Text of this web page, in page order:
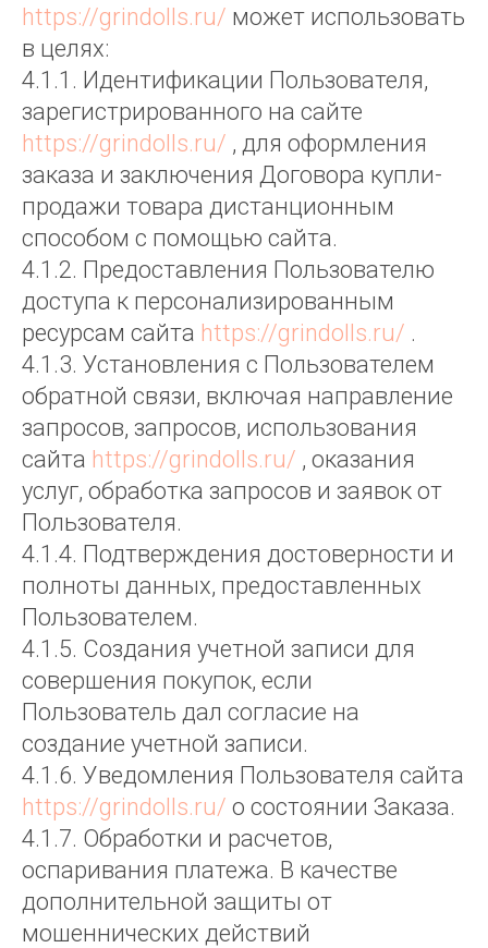
https://grindolls.ru/ может использовать
в целях:
4.1.1. Идентификации Пользователя,
зарегистрированного на сайте
https://grindolls.ru/ , для оформления
заказа и заключения Договора купли-
продажи товара дистанционным
способом с помощью сайта.
4.1.2. Предоставления Пользователю
доступа к персонализированным
ресурсам сайта https://grindolls.ru/ .
4.1.3. Установления с Пользователем
обратной связи, включая направление
запросов, запросов, использования
сайта https://grindolls.ru/ , оказания
услуг, обработка запросов и заявок от
Пользователя.
4.1.4. Подтверждения достоверности и
полноты данных, предоставленных
Пользователем.
4.1.5. Создания учетной записи для
совершения покупок, если
Пользователь дал согласие на
создание учетной записи.
4.1.6. Уведомления Пользователя сайта
https://grindolls.ru/ о состоянии Заказа.
4.1.7. Обработки и расчетов,
оспаривания платежа. В качестве
дополнительной защиты от
мошеннических действий